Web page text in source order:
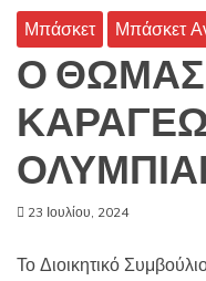
Μπάσκετ Μπάσκετ
Ο ΘΩΜΑΣ
23 Ιουλίου, 2024
Το Διοικητικό